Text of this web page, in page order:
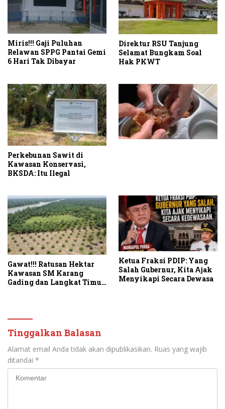
Miris!!! Gaji Puluhan
Relawan SPPG Pantai Gemi
6 Hari Tak Dibayar
Direktur RSU Tanjung
Selamat Bungkam Soal
Hak PKWT
Perkebunan Sawit di
Kawasan Konservasi,
BKSDA: Itu Ilegal
Gawat!!! Ratusan Hektar
Kawasan SM Karang
Gading dan Langkat Timur
Ketua Fraksi PDIP: Yang
Salah Gubernur, Kita Ajak
Menyikapi Secara Dewasa
Tinggalkan Balasan
Alamat email Anda tidak akan dipublikasikan. Ruas yang wajib
ditandai *